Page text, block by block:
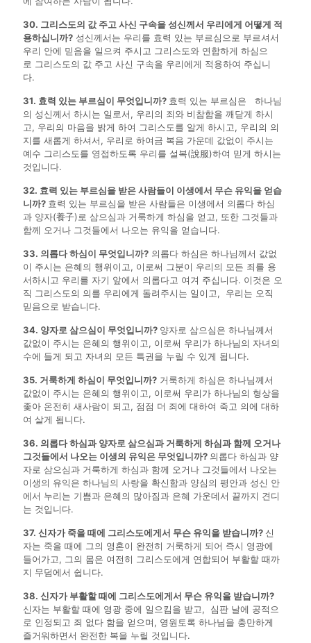
30. 그리스도의 값 주고 사신 구속을 성신께서 우리에게 어떻게 적
용하십니까? 성신께서는 우리를 효력 있는 부르심으로 부르셔서
우리 안에 믿음을 일으켜 주시고 그리스도와 연합하게 하심으
로 그리스도의 값 주고 사신 구속을 우리에게 적용하여 주십니
다.
31. 효력 있는 부르심이 무엇입니까? 효력 있는 부르심은 하나님
의 성신께서 하시는 일로서, 우리의 죄와 비참함을 깨닫게 하시
고, 우리의 마음을 밝게 하여 그리스도를 알게 하시고, 우리의 의
지를 새롭게 하셔서, 우리로 하여금 복음 가운데 값없이 주시는
예수 그리스도를 영접하도록 우리를 설복(說服)하여 믿게 하시는
것입니다.
32. 효력 있는 부르심을 받은 사람들이 이생에서 무슨 유익을 얻습
니까? 효력 있는 부르심을 받은 사람들은 이생에서 의롭다 하심
과 양자(養子)로 삼으심과 거룩하게 하심을 얻고, 또한 그것들과
함께 오거나 그것들에서 나오는 유익을 얻습니다.
33. 의롭다 하심이 무엇입니까? 의롭다 하심은 하나님께서 값없
이 주시는 은혜의 행위이고, 이로써 그분이 우리의 모든 죄를 용
서하시고 우리를 자기 앞에서 의롭다고 여겨 주십니다. 이것은 오
직 그리스도의 의를 우리에게 돌려주시는 일이고, 우리는 오직
믿음으로 받습니다.
34. 양자로 삼으심이 무엇입니까? 양자로 삼으심은 하나님께서
값없이 주시는 은혜의 행위이고, 이로써 우리가 하나님의 자녀의
수에 들게 되고 자녀의 모든 특권을 누릴 수 있게 됩니다.
35. 거룩하게 하심이 무엇입니까? 거룩하게 하심은 하나님께서
값없이 주시는 은혜의 행위이고, 이로써 우리가 하나님의 형상을
좇아 온전히 새사람이 되고, 점점 더 죄에 대하여 죽고 의에 대하
여 살게 됩니다.
36. 의롭다 하심과 양자로 삼으심과 거룩하게 하심과 함께 오거나
그것들에서 나오는 이생의 유익은 무엇입니까? 의롭다 하심과 양
자로 삼으심과 거룩하게 하심과 함께 오거나 그것들에서 나오는
이생의 유익은 하나님의 사랑을 확신함과 양심의 평안과 성신 안
에서 누리는 기쁨과 은혜의 많아짐과 은혜 가운데서 끝까지 견디
는 것입니다.
37. 신자가 죽을 때에 그리스도에게서 무슨 유익을 받습니까? 신
자는 죽을 때에 그의 영혼이 완전히 거룩하게 되어 즉시 영광에
들어가고, 그의 몸은 여전히 그리스도에게 연합되어 부활할 때까
지 무덤에서 쉽니다.
38. 신자가 부활할 때에 그리스도에게서 무슨 유익을 받습니까?
신자는 부활할 때에 영광 중에 일으킴을 받고, 심판 날에 공적으
로 인정되고 죄 없다 함을 얻으며, 영원토록 하나님을 충만하게
즐거워하면서 완전한 복을 누릴 것입니다.